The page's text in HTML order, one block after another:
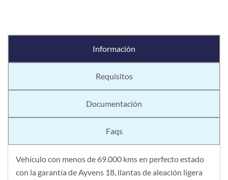
Información
Requisitos
Documentación
Faqs
Vehículo con menos de 69.000 kms en perfecto estado
con la garantía de Ayvens 18, llantas de aleación ligera